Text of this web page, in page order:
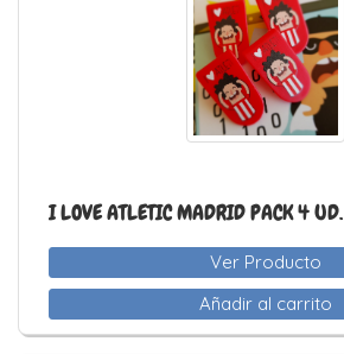
I LOVE ATLETIC MADRID PACK 4 UD.
Ver Producto
Añadir al carrito